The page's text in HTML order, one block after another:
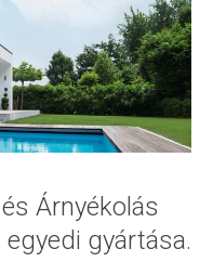
Árnyékolás
gyártása.